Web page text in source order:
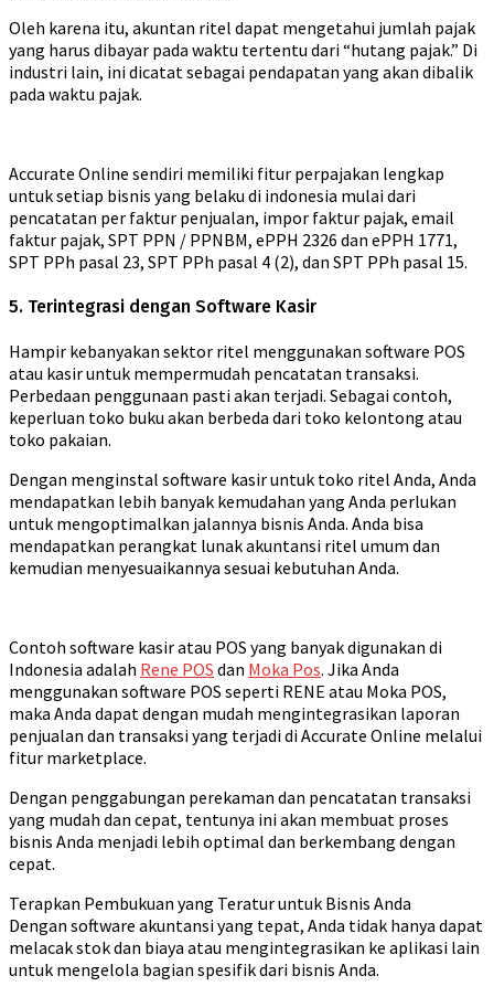
Oleh karena itu, akuntan ritel dapat mengetahui jumlah pajak
yang harus dibayar pada waktu tertentu dari “hutang pajak.” Di
industri lain, ini dicatat sebagai pendapatan yang akan dibalik
pada waktu pajak.
Accurate Online sendiri memiliki fitur perpajakan lengkap
untuk setiap bisnis yang belaku di indonesia mulai dari
pencatatan per faktur penjualan, impor faktur pajak, email
faktur pajak, SPT PPN / PPNBM, ePPH 2326 dan ePPH 1771,
SPT PPh pasal 23, SPT PPh pasal 4 (2), dan SPT PPh pasal 15.
5. Terintegrasi dengan Software Kasir
Hampir kebanyakan sektor ritel menggunakan software POS
atau kasir untuk mempermudah pencatatan transaksi.
Perbedaan penggunaan pasti akan terjadi. Sebagai contoh,
keperluan toko buku akan berbeda dari toko kelontong atau
toko pakaian.
Dengan menginstal software kasir untuk toko ritel Anda, Anda
mendapatkan lebih banyak kemudahan yang Anda perlukan
untuk mengoptimalkan jalannya bisnis Anda. Anda bisa
mendapatkan perangkat lunak akuntansi ritel umum dan
kemudian menyesuaikannya sesuai kebutuhan Anda.
Contoh software kasir atau POS yang banyak digunakan di
Indonesia adalah Rene POS dan Moka Pos. Jika Anda
menggunakan software POS seperti RENE atau Moka POS,
maka Anda dapat dengan mudah mengintegrasikan laporan
penjualan dan transaksi yang terjadi di Accurate Online melalui
fitur marketplace.
Dengan penggabungan perekaman dan pencatatan transaksi
yang mudah dan cepat, tentunya ini akan membuat proses
bisnis Anda menjadi lebih optimal dan berkembang dengan
cepat.
Terapkan Pembukuan yang Teratur untuk Bisnis Anda
Dengan software akuntansi yang tepat, Anda tidak hanya dapat
melacak stok dan biaya atau mengintegrasikan ke aplikasi lain
untuk mengelola bagian spesifik dari bisnis Anda.